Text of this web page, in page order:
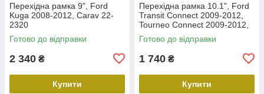
Перехідна рамка 9", Ford
Kuga 2008-2012, Carav 22-
2320
Готово до відправки
2 340 ₴
Купити
Перехідна рамка 10.1", Ford
Transit Connect 2009-2012,
Tourneo Connect 2009-2012,
Carav 22-2305
Готово до відправки
1 740 ₴
Купити